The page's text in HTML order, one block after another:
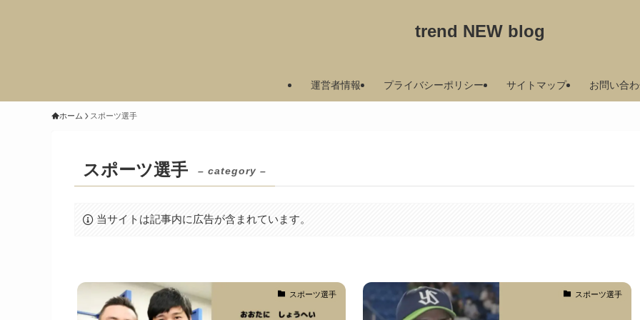
trend NEW blog
運営者情報 プライバシーポリシー サイトマップ お問い合
ホーム スポーツ選手
スポーツ選手 – category –
当サイトは記事内に広告が含まれています。
スポーツ選手 スポーツ選手